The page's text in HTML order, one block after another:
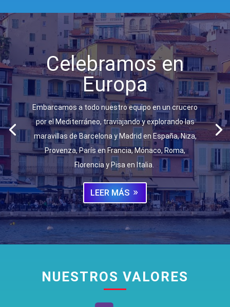
Celebramos en
Europa
Embarcamos a todo nuestro equipo en un crucero
por el Mediterráneo, traviajando y explorando las
maravillas de Barcelona y Madrid en España, Niza,
Provenza, París en Francia, Mónaco, Roma,
Florencia y Pisa en Italia.
LEER MÁS
NUESTROS VALORES